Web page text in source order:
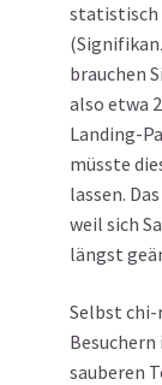
statistisch
brauchen
also etwa
Landing-
müsste
lassen.
weil sich
längst
Selbst chi-
sauberen